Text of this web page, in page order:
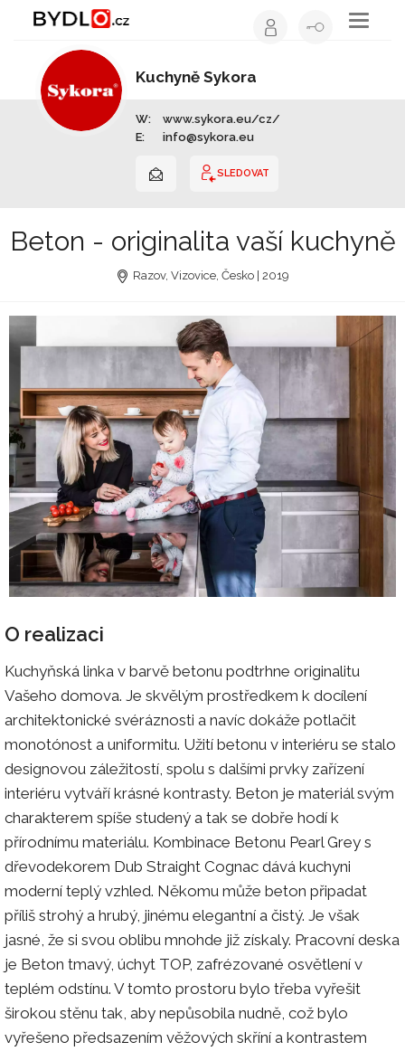
Toggle
Kuchyně Sykora
W:
www.sykora.eu/cz/
E:
info@sykora.eu
SLEDOVAT
Beton - originalita vaší kuchyně
Razov, Vizovice, Česko | 2019
O realizaci
Kuchyňská linka v barvě betonu podtrhne originalitu
Vašeho domova. Je skvělým prostředkem k docílení
architektonické svéráznosti a navíc dokáže potlačit
monotónost a uniformitu. Užití betonu v interiéru se stalo
designovou záležitostí, spolu s dalšími prvky zařízení
interiéru vytváří krásné kontrasty. Beton je materiál svým
charakterem spíše studený a tak se dobře hodí k
přírodnímu materiálu. Kombinace Betonu Pearl Grey s
dřevodekorem Dub Straight Cognac dává kuchyni
moderní teplý vzhled. Někomu může beton připadat
příliš strohý a hrubý, jinému elegantní a čistý. Je však
jasné, že si svou oblibu mnohde již získaly. Pracovní deska
je Beton tmavý, úchyt TOP, zafrézované osvětlení v
teplém odstínu. V tomto prostoru bylo třeba vyřešit
širokou stěnu tak, aby nepůsobila nudně, což bylo
vyřešeno předsazením věžových skříní a kontrastem